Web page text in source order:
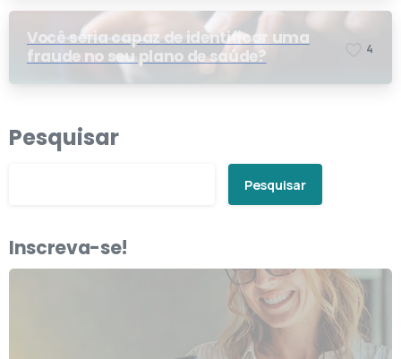
Você seria capaz de identificar uma
fraude no seu plano de saúde?
4
Pesquisar
Pesquisar
Inscreva-se!